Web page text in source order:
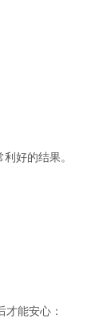
好的结果。
能安心：